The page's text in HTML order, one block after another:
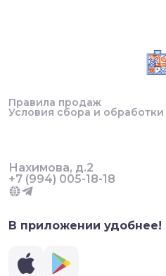
Правила продаж
Условия сбора и
Нахимова, д.2
+7 (994) 005-18-18
В приложении удобнее!